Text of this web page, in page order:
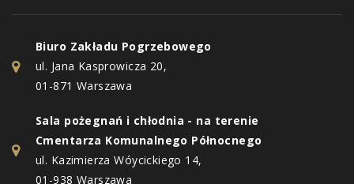
Biuro Zakładu Pogrzebowego
ul. Jana Kasprowicza 20,
01-871 Warszawa
Sala pożegnań i chłodnia - na terenie
Cmentarza Komunalnego Północnego
ul. Kazimierza Wóycickiego 14,
01-938 Warszawa